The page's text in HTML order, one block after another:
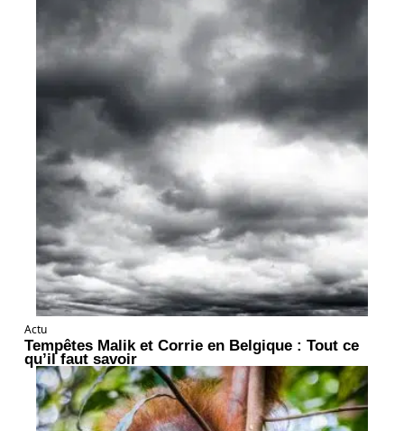
Actu
Tempêtes Malik et Corrie en Belgique : Tout ce
qu’il faut savoir